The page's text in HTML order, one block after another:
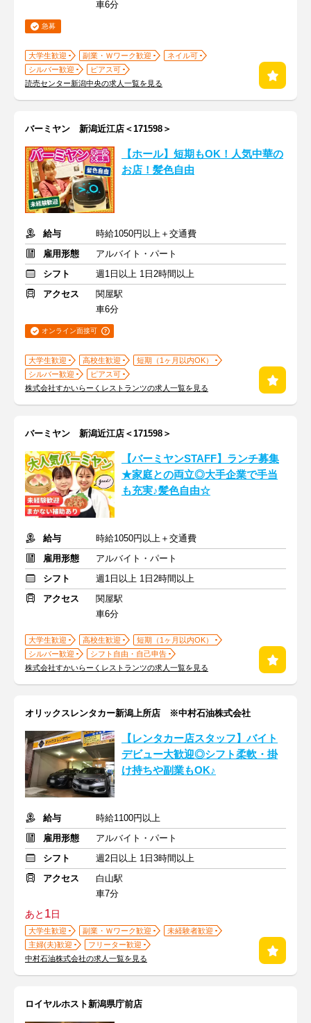
車6分
急募
大学生歓迎 副業・Ｗワーク歓迎
ネイル可
シルバー歓迎
ピアス可
読売センター新潟中央の求人一覧を見る
バーミヤン 新潟近江店＜171598＞
【ホール】短期もOK！人気中華の
お店！髪色自由
給与
時給1050円以上＋交通費
雇用形態
アルバイト・パート
シフト
週1日以上 1日2時間以上
アクセス
関屋駅
車6分
オンライン面接可
大学生歓迎 高校生歓迎
短期（1ヶ月以内OK）
シルバー歓迎
ピアス可
株式会社すかいらーくレストランツの求人一覧を見る
バーミヤン 新潟近江店＜171598＞
【バーミヤンSTAFF】ランチ募集
★家庭との両立◎大手企業で手当
も充実♪髪色自由☆
給与
時給1050円以上＋交通費
雇用形態
アルバイト・パート
シフト
週1日以上 1日2時間以上
アクセス
関屋駅
車6分
大学生歓迎 高校生歓迎
短期（1ヶ月以内OK）
シルバー歓迎
シフト自由・自己申告
株式会社すかいらーくレストランツの求人一覧を見る
オリックスレンタカー新潟上所店 ※中村石油株式会社
【レンタカー店スタッフ】バイト
デビュー大歓迎◎シフト柔軟・掛
け持ちや副業もOK♪
給与
時給1100円以上
雇用形態
アルバイト・パート
シフト
週2日以上 1日3時間以上
アクセス
白山駅
車7分
あと 1日
大学生歓迎 副業・Ｗワーク歓迎
未経験者歓迎
主婦(夫)歓迎
フリーター歓迎
中村石油株式会社の求人一覧を見る
ロイヤルホスト新潟県庁前店